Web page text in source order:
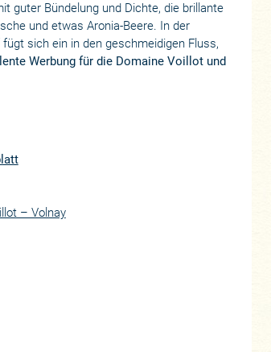
guter Bündelung und Dichte, die brillante
und etwas Aronia-Beere. In der
sich ein in den geschmeidigen Fluss,
Werbung für die Domaine Voillot und
– Volnay